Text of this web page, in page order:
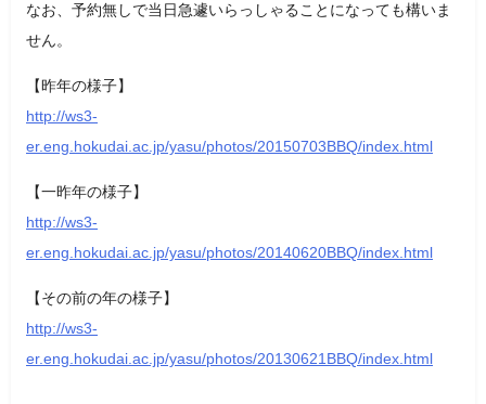
なお、予約無しで当日急遽いらっしゃることになっても構いま
せん。
【昨年の様子】
http://ws3-
er.eng.hokudai.ac.jp/yasu/photos/20150703BBQ/index.html
【一昨年の様子】
http://ws3-
er.eng.hokudai.ac.jp/yasu/photos/20140620BBQ/index.html
【その前の年の様子】
http://ws3-
er.eng.hokudai.ac.jp/yasu/photos/20130621BBQ/index.html